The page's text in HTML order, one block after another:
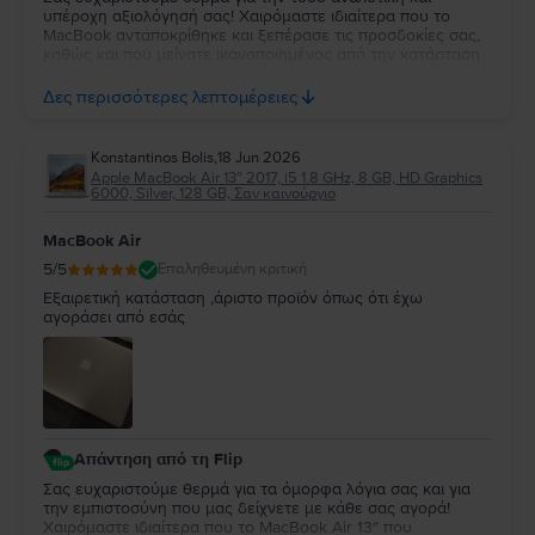
υπέροχη αξιολόγησή σας! Χαιρόμαστε ιδιαίτερα που το
MacBook ανταποκρίθηκε και ξεπέρασε τις προσδοκίες σας,
εμπειρία αγοράς. Τα λόγια σας για την ομάδα μας και την
εξυπηρέτηση που λάβατε μας τιμούν ιδιαίτερα και
προσφέρουμε προϊόντα και υπηρεσίες υψηλής ποιότητας.
Μας χαροποιεί ακόμη περισσότερο το γεγονός ότι
κερδίσαμε την εμπιστοσύνη σας και ότι μας επιλέγετε ξανά
για τις επόμενες αγορές σας. Σας ευχαριστούμε θερμά για
και θα είναι μεγάλη μας χαρά να σας εξυπηρετήσουμε ξανά
στο μέλλον!
Δες περισσότερες λεπτομέρειες
Konstantinos Bolis,18 Jun 2026
Apple MacBook Air 13″ 2017, i5 1.8 GHz, 8 GB, HD Graphics
6000, Silver, 128 GB, Σαν καινούργιο
MacBook Air
5/5 Επαληθευμένη κριτική
Εξαιρετική κατάσταση ,άριστο προϊόν όπως ότι έχω
αγοράσει από εσάς
Απάντηση από τη Flip
Σας ευχαριστούμε θερμά για τα όμορφα λόγια σας και για
την εμπιστοσύνη που μας δείχνετε με κάθε σας αγορά!
Χαιρόμαστε ιδιαίτερα που το MacBook Air 13″ που